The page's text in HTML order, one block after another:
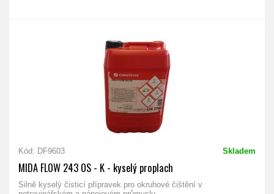
Kód: DF9603 Skladem
MIDA FLOW 243 OS - K - kyselý proplach
Silně kyselý čisticí přípravek pro okruhové čištění v